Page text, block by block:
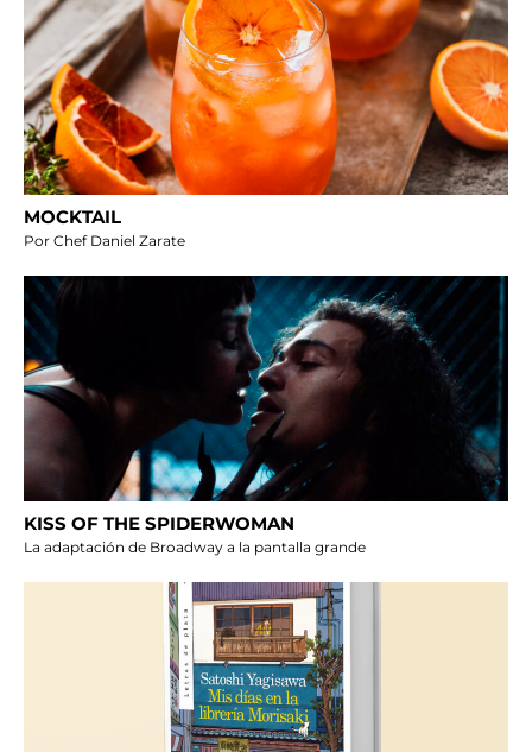
MOCKTAIL
Por Chef Daniel Zarate
KISS OF THE SPIDERWOMAN
La adaptación de Broadway a la pantalla grande